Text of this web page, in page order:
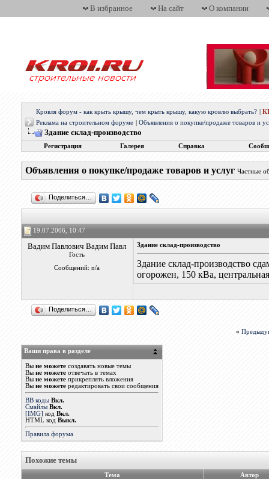
В избранное На сайт О компании
Кровля форум - как крыть крышу, чем крыть крышу, какую кровлю выбрать?
Реклама на строительном форуме
Объявления о покупке/продаже товаров и
Здание склад-производство
Регистрация Галерея Справка
Объявления о покупке/продаже товаров и услуг Частные
Поделиться…
19.07.2006, 10:47
Вадим Павлович Вадим Павл
Гость
Сообщений: n/a
Здание склад-производство
Здание склад-производство
огорожен, 150 кВа,
Поделиться…
«
Ваши права в разделе
Вы не можетесоздавать новые темы
Вы не можетеотвечать в темах
Вы не можетеприкреплять вложения
Вы не можетередактировать свои сообщения
BB коды Вкл.
Смайлы Вкл.
[IMG] код Вкл.
HTML код Выкл.
Правила форума
Похожие темы
Тема
Автор